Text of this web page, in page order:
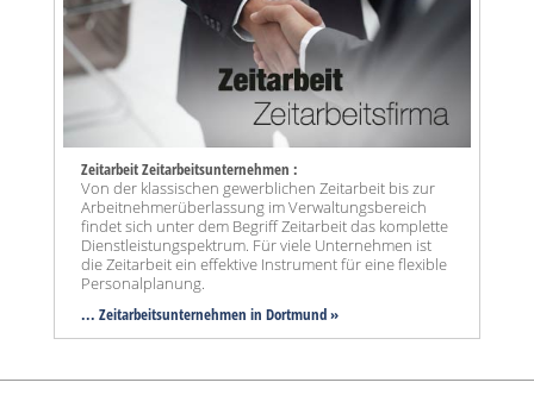
Zeitarbeit Zeitarbeitsunternehmen :
Von der klassischen gewerblichen Zeitarbeit bis zur
Arbeitnehmerüberlassung im Verwaltungsbereich
findet sich unter dem Begriff Zeitarbeit das komplette
Dienstleistungspektrum. Für viele Unternehmen ist
die Zeitarbeit ein effektive Instrument für eine flexible
Personalplanung.
... Zeitarbeitsunternehmen in Dortmund »